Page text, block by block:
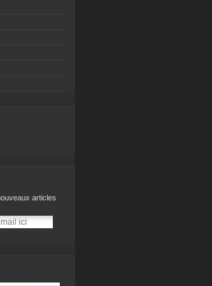
articles